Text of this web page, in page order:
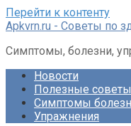
Перейти к контенту
Apkvrn.ru - Советы по
Симптомы, болезни,
Новости
Полезные советы
Симптомы
Упражнения